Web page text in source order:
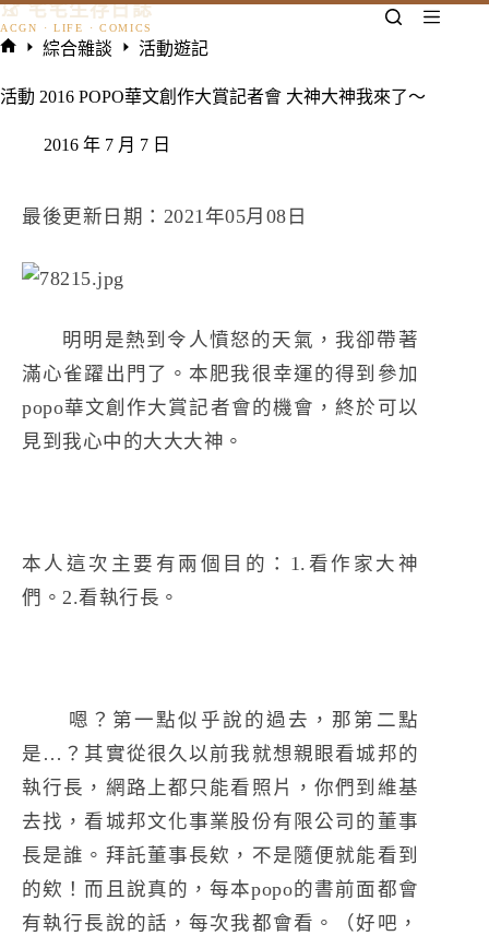
跳
至
要
𓃠 宅宅生存日誌
頁
綜合雜談 活動遊記
活動 2016 POPO華文創作大賞記者會 大神大神我來了～
2016 年 7 月 7 日
最後更新日期：2021年05月08日
明明是熱到令人憤怒的天氣，我卻帶著
滿心雀躍出門了。本肥我很幸運的得到參加
popo華文創作大賞記者會的機會，終於可以
見到我心中的大大大神。
本人這次主要有兩個目的：1.看作家大神
們。2.看執行長。
嗯？第一點似乎說的過去，那第二點
是…？其實從很久以前我就想親眼看城邦的
執行長，網路上都只能看照片，你們到維基
去找，看城邦文化事業股份有限公司的董事
長是誰。拜託董事長欸，不是隨便就能看到
的欸！而且說真的，每本popo的書前面都會
有執行長說的話，每次我都會看。（好吧，